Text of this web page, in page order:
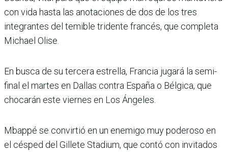
con vida hasta las anotaciones de dos de los tres
integrantes del temible tridente francés, que com­pleta
Michael Olise.
En busca de su tercera estre­lla, Francia jugará la semi­
final el martes en Dallas contra España o Bélgica, que
chocarán este viernes en Los Ángeles.
Mbappé se convirtió en un enemigo muy poderoso en
el césped del Gillete Sta­dium, que contó con invi­tados